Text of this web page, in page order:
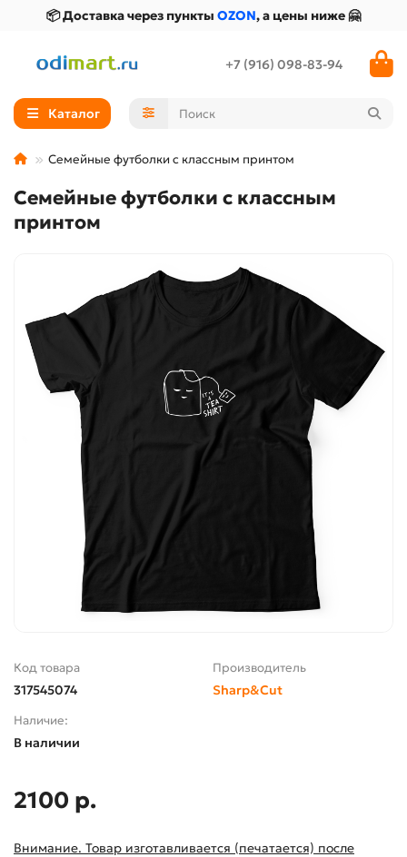
📦 Доставка через пункты OZON, а цены ниже 🤗
+7 (916) 098-83-94
Каталог
Семейные футболки с классным принтом
Семейные футболки с классным
принтом
Код товара
317545074
Производитель
Sharp&Cut
Наличие:
В наличии
2100 р.
Внимание. Товар изготавливается (печатается) после